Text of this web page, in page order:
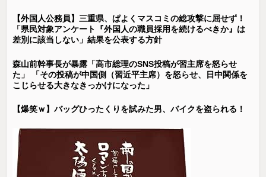
【外国人公務員】三重県、ぱよくマスコミの総攻撃に屈せず！
「県民対象アンケート『外国人の職員採用を続けるべきか』は
差別に該当しない」結果を公表する方針
森山前幹事長が暴露「高市総理のSNS投稿が習主席を怒らせ
た」 「その投稿が中国側（習近平主席）を怒らせ、日中関係を
こじらせる大きなきっかけになった」
【爆笑ｗ】バッグひったくりを試みた男、バイクを盗られる！